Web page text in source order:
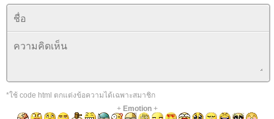
*ใช้ code html ตกแต่งข้อความได้เฉพาะสมาชิก
+ Emotion+